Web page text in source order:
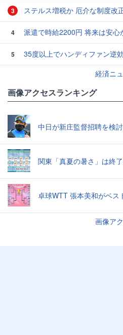
3 ステルス増税か 厄介な制度改
4 派遣で時給2200円 将来は安心
5
35度以上でハンディファン逆
経済ニ
画像アクセスランキング
中日が新庄監督招聘を検
関東「真夏の暑さ」は終
卓球WTT 張本美和がベス
画像ア